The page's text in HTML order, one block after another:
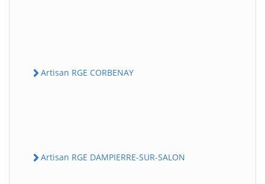
Artisan RGE CORBENAY
Artisan RGE DAMPIERRE-SUR-SALON